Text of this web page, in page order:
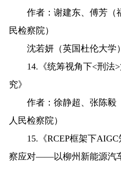
作者：谢建东、傅芳（
民检察院）
沈若妍（英国杜伦大学）
14.《统筹视角下<刑法>
究》
作者：徐静超、张陈毅
人民检察院）
15.《RCEP框架下AIGC
察应对——以柳州新能源汽